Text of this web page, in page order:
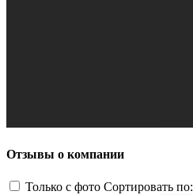
Отзывы о компании
Только с фото Сортировать по: